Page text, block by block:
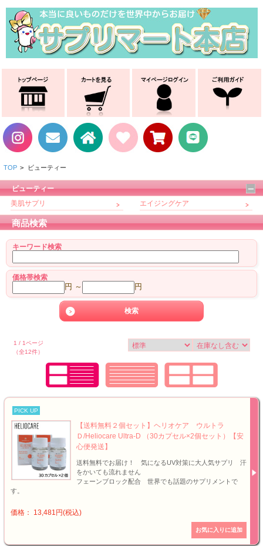
TOP > ビューティー
ビューティー
美肌サプリ
エイジングケア
商品検索
キーワード検索
価格帯検索
円 ～ 円
1 / 1ページ
（全12件）
PICK UP
【送料無料２個セット】ヘリオケア ウルトラ
Ｄ/Heliocare Ultra-D （30カプセル×2個セット）【安
心便発送】
送料無料でお届け！ 気になるUV対策に大人気サプリ 汗
をかいても流れません
フェーンブロック配合 世界でも話題のサプリメントで
す。
価格： 13,481円(税込)